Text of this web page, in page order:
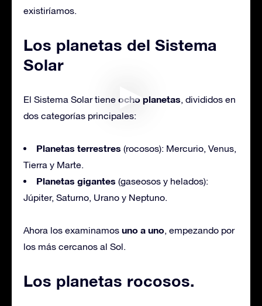
existiríamos.
Los planetas del Sistema
Solar
El Sistema Solar tiene ocho planetas, divididos en
dos categorías principales:
Planetas terrestres (rocosos): Mercurio, Venus,
Tierra y Marte.
Planetas gigantes (gaseosos y helados):
Júpiter, Saturno, Urano y Neptuno.
Ahora los examinamos uno a uno, empezando por
los más cercanos al Sol.
Los planetas rocosos.